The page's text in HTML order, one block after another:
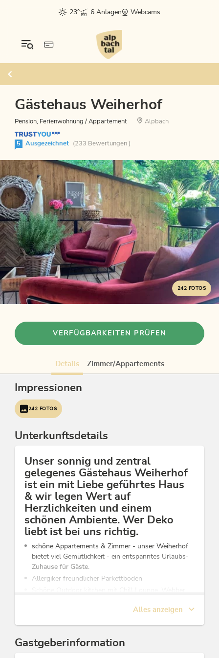
23° 6 Anlagen Webcams
Gästehaus Weiherhof
Pension, Ferienwohnung / Appartement Alpbach
5 Ausgezeichnet (233 Bewertungen )
242 FOTOS
VERFÜGBARKEITEN PRÜFEN
Details Zimmer/Appartements
Impressionen
242 FOTOS
Unterkunftsdetails
Unser sonnig und zentral
gelegenes Gästehaus Weiherhof
ist ein mit Liebe geführtes Haus
& wir legen Wert auf
Herzlichkeiten und einem
schönen Ambiente. Wer Deko
liebt ist bei uns richtig.
schöne Appartements & Zimmer - unser Weiherhof
bietet viel Gemütlichkeit - ein entspanntes Urlaubs-
Zuhause für Gäste.
Allergiker freundlicher Parkettboden
Tischtennis & Tischfussball & Dart
Dekoladen mit vielen schönen Geschenks Ideen
genuss.at, einzigartig bei uns in der ganzen Region
Alles anzeigen
Gastgeberinformation